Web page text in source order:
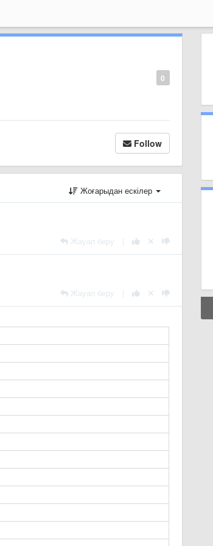
0
Follow
Жоғарыдан ескілер
Жауап беру
Жауап беру